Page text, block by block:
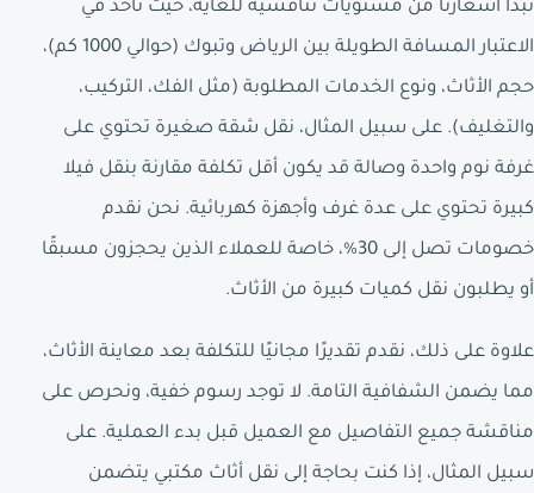
تبدأ أسعارنا من مستويات تنافسية للغاية، حيث نأخذ في
الاعتبار المسافة الطويلة بين الرياض وتبوك (حوالي 1000 كم)،
حجم الأثاث، ونوع الخدمات المطلوبة (مثل الفك، التركيب،
والتغليف). على سبيل المثال، نقل شقة صغيرة تحتوي على
غرفة نوم واحدة وصالة قد يكون أقل تكلفة مقارنة بنقل فيلا
كبيرة تحتوي على عدة غرف وأجهزة كهربائية. نحن نقدم
خصومات تصل إلى 30%، خاصة للعملاء الذين يحجزون مسبقًا
أو يطلبون نقل كميات كبيرة من الأثاث.
علاوة على ذلك، نقدم تقديرًا مجانيًا للتكلفة بعد معاينة الأثاث،
مما يضمن الشفافية التامة. لا توجد رسوم خفية، ونحرص على
مناقشة جميع التفاصيل مع العميل قبل بدء العملية. على
سبيل المثال، إذا كنت بحاجة إلى نقل أثاث مكتبي يتضمن